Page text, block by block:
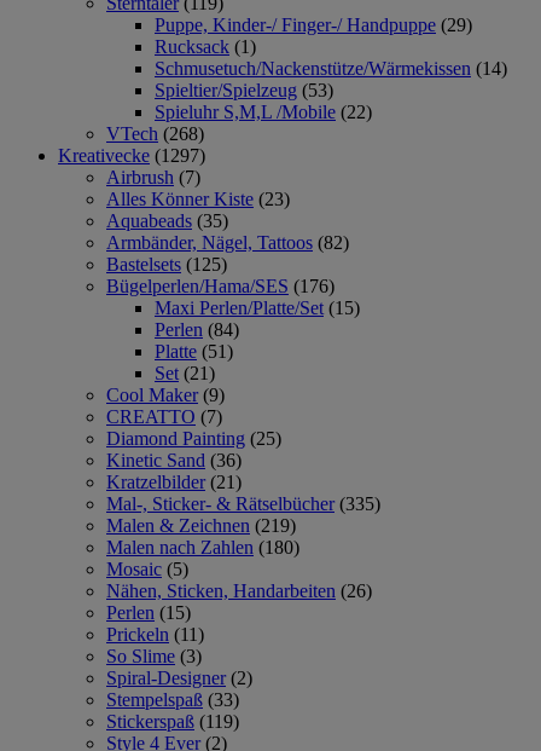
Puppe, Kinder-/ Finger-/ Handpuppe (29)
Rucksack (1)
Schmusetuch/Nackenstütze/Wärmekissen (14)
Spieltier/Spielzeug (53)
Spieluhr S,M,L /Mobile (22)
VTech (268)
Kreativecke (1297)
Airbrush (7)
Alles Könner Kiste (23)
Aquabeads (35)
Armbänder, Nägel, Tattoos (82)
Bastelsets (125)
Bügelperlen/Hama/SES (176)
Maxi Perlen/Platte/Set (15)
Perlen (84)
Platte (51)
Set (21)
Cool Maker (9)
CREATTO (7)
Diamond Painting (25)
Kinetic Sand (36)
Kratzelbilder (21)
Mal-, Sticker- & Rätselbücher (335)
Malen & Zeichnen (219)
Malen nach Zahlen (180)
Mosaic (5)
Nähen, Sticken, Handarbeiten (26)
Perlen (15)
Prickeln (11)
So Slime (3)
Spiral-Designer (2)
Stempelspaß (33)
Stickerspaß (119)
Style 4 Ever (2)